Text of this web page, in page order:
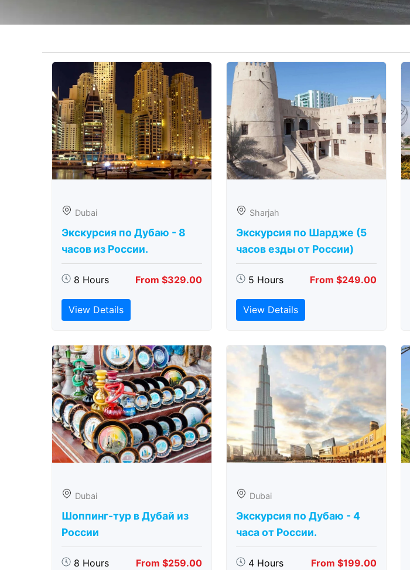
Dubai
Экскурсия по Дубаю - 8
часов из России.
8 Hours From $329.00
View Details
Sharjah
Экскурсия по Шардже (5
часов езды от России)
5 Hours From $249.00
View Details
Dubai
Шоппинг-тур в Дубай из
России
8 Hours From $259.00
Dubai
Экскурсия по Дубаю - 4
часа от России.
4 Hours From $199.00